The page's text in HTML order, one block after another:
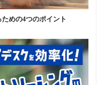
めの4つのポイント